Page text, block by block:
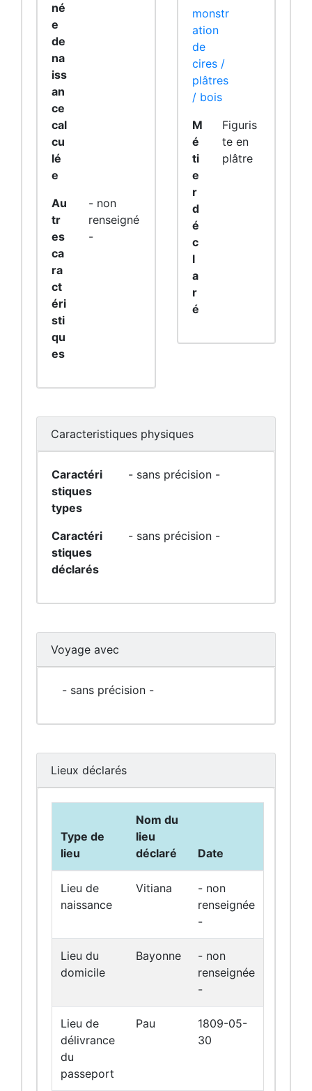
né
e
de
na
iss
an
ce
cal
cu
lé
e
Au
tr
es
ca
ra
ct
éri
sti
qu
es
- non
renseigné
-
monstr
ation
de
cires /
plâtres
/ bois
M
é
ti
e
r
d
é
c
l
a
r
é
Figuris
te en
plâtre
Caracteristiques physiques
Caractéri
stiques
types
- sans précision -
Caractéri
stiques
déclarés
- sans précision -
Voyage avec
- sans précision -
Lieux déclarés
Type de
lieu
Nom du
lieu
déclaré
Date
Lieu de
naissance
Vitiana
- non
renseignée
-
Lieu du
domicile
Bayonne
- non
renseignée
-
Lieu de
délivrance
du
passeport
Pau
1809-05-
30